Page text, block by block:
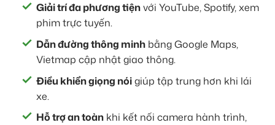
Giải trí đa phương tiệnvới YouTube, Spotify, xem
phim trực tuyến.
Dẫn đường thông minh bằng Google Maps,
Vietmap cập nhật giao thông.
Điều khiển giọng nóigiúp tập trung hơn khi lái
xe.
Hỗ trợ an toàn khi kết nối camera hành trình,